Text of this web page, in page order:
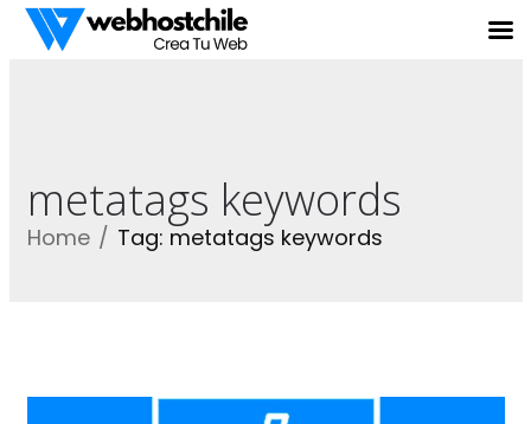
metatags keywords
Home Tag: metatags keywords